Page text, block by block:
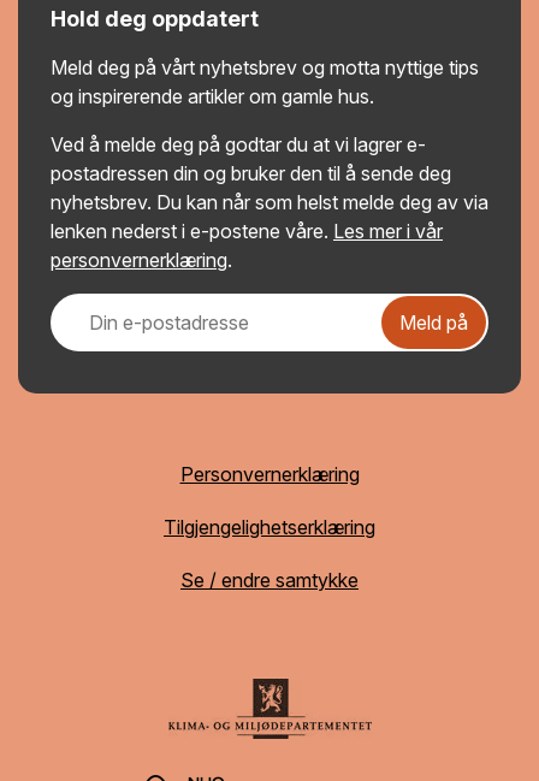
Hold deg oppdatert
Meld deg på vårt nyhetsbrev og motta nyttige tips
og inspirerende artikler om gamle hus.
Ved å melde deg på godtar du at vi lagrer e-
postadressen din og bruker den til å sende deg
nyhetsbrev. Du kan når som helst melde deg av via
lenken nederst i e-postene våre. Les mer i vår
personvernerklæring.
Meld på
Personvernerklæring
Tilgjengelighetserklæring
Se / endre samtykke